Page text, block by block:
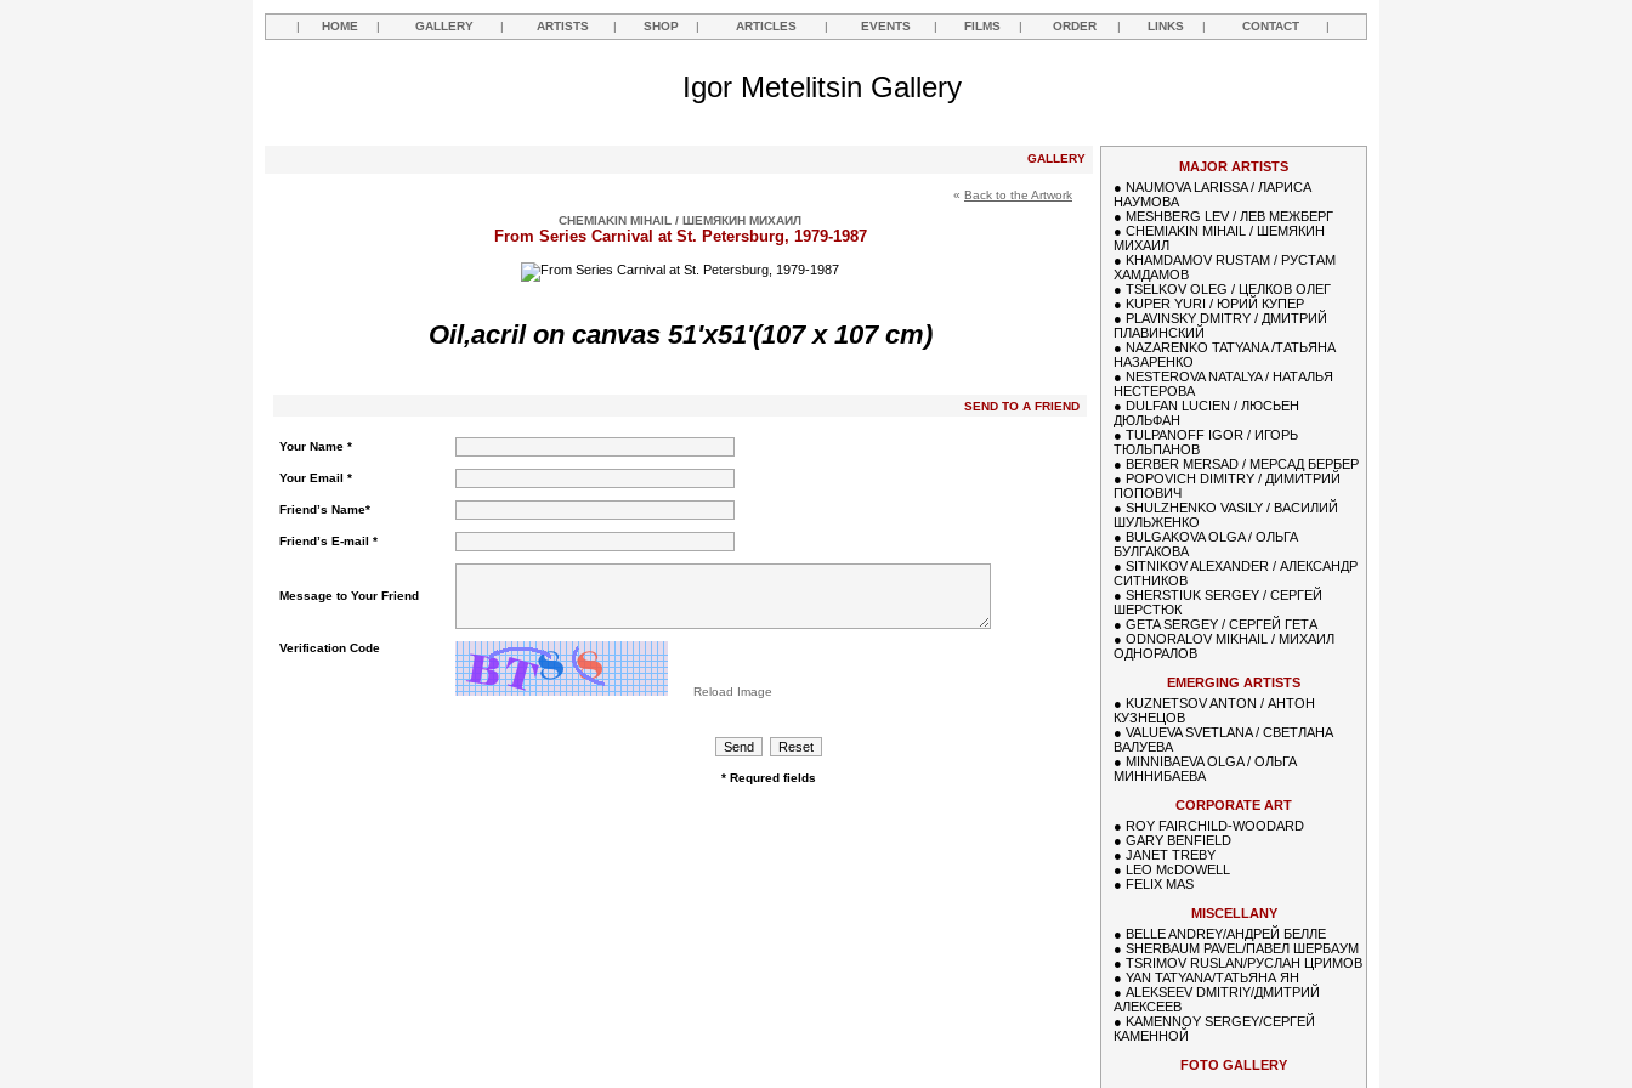
| HOME | GALLERY | ARTISTS | SHOP | ARTICLES | EVENTS | FILMS | ORDER | LINKS | CONTACT |
Igor Metelitsin Gallery
GALLERY
« Back to the Artwork
CHEMIAKIN MIHAIL / ШЕМЯКИН МИХАИЛ
From Series Carnival at St. Petersburg, 1979-1987
Oil,acril on canvas 51'x51'(107 x 107 cm)
SEND TO A FRIEND
Your Name *
Your Email *
Friend’s Name*
Friend’s E-mail *
Message to Your Friend
Verification Code
Reload Image
* Requred fields
MAJOR ARTISTS
● NAUMOVA LARISSA / ЛАРИСА
НАУМОВА
● MESHBERG LEV / ЛЕВ МЕЖБЕРГ
● CHEMIAKIN MIHAIL / ШЕМЯКИН
МИХАИЛ
● KHAMDAMOV RUSTAM / РУСТАМ
ХАМДАМОВ
● TSELKOV OLEG / ЦЕЛКОВ ОЛЕГ
● KUPER YURI / ЮРИЙ КУПЕР
● PLAVINSKY DMITRY / ДМИТРИЙ
ПЛАВИНСКИЙ
● NAZARENKO TATYANA /ТАТЬЯНА
НАЗАРЕНКО
● NESTEROVA NATALYA / НАТАЛЬЯ
НЕСТЕРОВА
● DULFAN LUCIEN / ЛЮСЬЕН
ДЮЛЬФАН
● TULPANOFF IGOR / ИГОРЬ
ТЮЛЬПАНОВ
● BERBER MERSAD / МЕРСАД БЕРБЕР
● POPOVICH DIMITRY / ДИМИТРИЙ
ПОПОВИЧ
● SHULZHENKO VASILY / ВАСИЛИЙ
ШУЛЬЖЕНКО
● BULGAKOVA OLGA / ОЛЬГА
БУЛГАКОВА
● SITNIKOV ALEXANDER / АЛЕКСАНДР
СИТНИКОВ
● SHERSTIUK SERGEY / СЕРГЕЙ
ШЕРСТЮК
● GETA SERGEY / СЕРГЕЙ ГЕТА
● ODNORALOV MIKHAIL / МИХАИЛ
ОДНОРАЛОВ
EMERGING ARTISTS
● KUZNETSOV ANTON / АНТОН
КУЗНЕЦОВ
● VALUEVA SVETLANA / СВЕТЛАНА
ВАЛУЕВА
● MINNIBAEVA OLGA / ОЛЬГА
МИННИБАЕВА
CORPORATE ART
● ROY FAIRCHILD-WOODARD
● GARY BENFIELD
● JANET TREBY
● LEO McDOWELL
● FELIX MAS
MISCELLANY
● BELLE ANDREY/АНДРЕЙ БЕЛЛЕ
● SHERBAUM PAVEL/ПАВЕЛ ШЕРБАУМ
● TSRIMOV RUSLAN/РУСЛАН ЦРИМОВ
● YAN TATYANA/ТАТЬЯНА ЯН
● ALEKSEEV DMITRIY/ДМИТРИЙ
АЛЕКСЕЕВ
● KAMENNOY SERGEY/СЕРГЕЙ
КАМЕННОЙ
FOTO GALLERY